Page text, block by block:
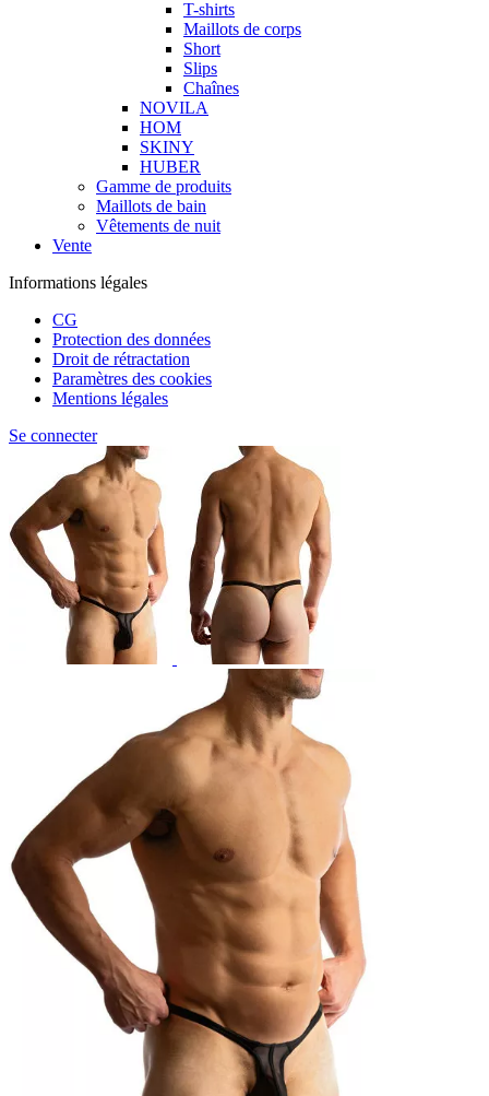
T-shirts
Maillots de corps
Short
Slips
Chaînes
NOVILA
HOM
SKINY
HUBER
Gamme de produits
Maillots de bain
Vêtements de nuit
Vente
Informations légales
CG
Protection des données
Droit de rétractation
Paramètres des cookies
Mentions légales
Se connecter